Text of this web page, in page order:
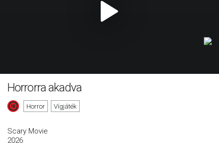
Horrorra akadva
Horror Vígjáték
Scary Movie
2026